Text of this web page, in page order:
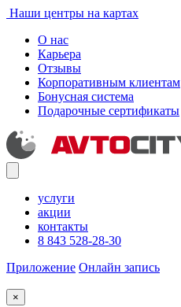
Наши центры на картах
О нас
Карьера
Отзывы
Корпоративным клиентам
Бонусная система
Подарочные сертификаты
услуги
акции
контакты
8 843 528-28-30
Приложение Онлайн запись
×